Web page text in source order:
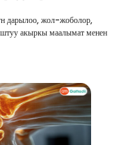
дарылоо, жол-жоболор,
акыркы маалымат менен